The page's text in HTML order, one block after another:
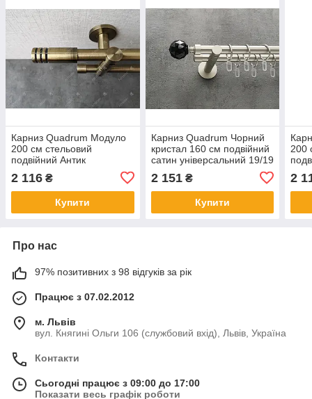
Карниз Quadrum Модуло
200 см стельовий
подвійний Антик
універсальний 19/19 мм
гладка (кільця з гачками)
2 116 ₴
Купити
Карниз Quadrum Чорний
кристал 160 см подвійний
сатин універсальний 19/19
гачками)
2 151₴
Купити
200
2
Про нас
97% позитивних з 98 відгуків за рік
Працює з 07.02.2012
м. Львів
вул. Княгині Ольги 106 (службовий вхід), Львів, Україна
Контакти
Сьогодні працює з 09:00 до 17:00
Показати весь графік роботи